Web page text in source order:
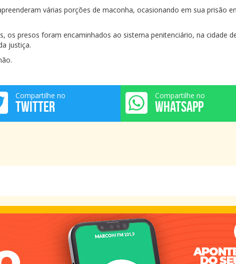
várias porções de maconha, ocasionando em sua prisão
os presos foram encaminhados ao sistema penitenciário, na cidade
justiça.
Compartilhe no
TWITTER
Compartilhe no
WHATSAPP